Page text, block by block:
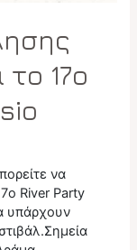
17ο
να
River Party
υπάρχουν